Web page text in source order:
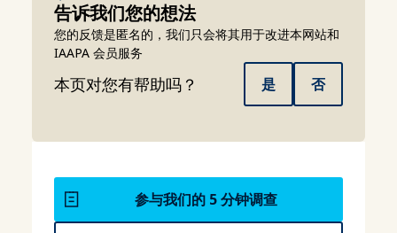
告诉我们您的想法
您的反馈是匿名的，我们只会将其用于改进本网站和
IAAPA 会员服务
本页对您有帮助吗？ 是 否
参与我们的 5 分钟调查